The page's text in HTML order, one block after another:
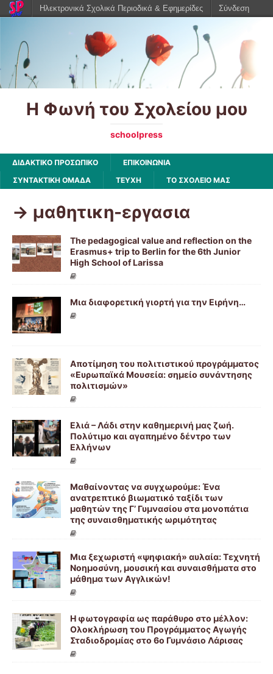
Η Φωνή του Σχολείου μου
schoolpress
ΔΙΔΑΚΤΙΚΟ ΠΡΟΣΩΠΙΚΟ
ΕΠΙΚΟΙΝΩΝΙΑ
ΣΥΝΤΑΚΤΙΚΗ ΟΜΑΔΑ
ΤΕΥΧΗ ΤΟ ΣΧΟΛΕΙΟ ΜΑΣ
-> μαθητικη-εργασια
The pedagogical value and reflection on the
Erasmus+ trip to Berlin for the 6th Junior
High School of Larissa
Μια διαφορετική γιορτή για την Ειρήνη…
Αποτίμηση του πολιτιστικού προγράμματος
«Ευρωπαϊκά Μουσεία: σημείο συνάντησης
πολιτισμών»
Ελιά – Λάδι στην καθημερινή μας ζωή.
Πολύτιμο και αγαπημένο δέντρο των
Ελλήνων
Μαθαίνοντας να συγχωρούμε: Ένα
ανατρεπτικό βιωματικό ταξίδι των
μαθητών της Γ’ Γυμνασίου στα μονοπάτια
της συναισθηματικής ωριμότητας
Μια ξεχωριστή «ψηφιακή» αυλαία: Τεχνητή
Νοημοσύνη, μουσική και συναισθήματα στο
μάθημα των Αγγλικών!
Η φωτογραφία ως παράθυρο στο μέλλον:
Ολοκλήρωση του Προγράμματος Αγωγής
Σταδιοδρομίας στο 6ο Γυμνάσιο Λάρισας
Ηλεκτρονικά Σχολικά Περιοδικά & Εφημερίδες Σύνδεση